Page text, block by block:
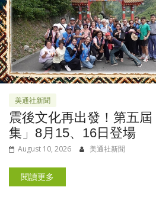
美通社新聞
震後文化再出發！第五屆
集」8月15、16日登場
August 10, 2026 美通社新聞
閱讀更多